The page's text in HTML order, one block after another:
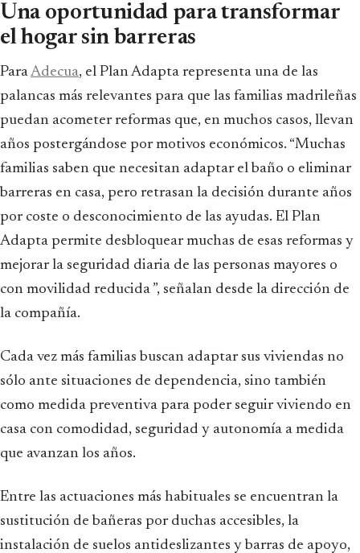
Una oportunidad para transformar
el hogar sin barreras
ParaAdecua, el Plan Adapta representa una de las
palancas más relevantes para que las familias madrileñas
puedan acometer reformas que, en muchos casos, llevan
años postergándose por motivos económicos. “Muchas
familias saben que necesitan adaptar el baño o eliminar
barreras en casa, pero retrasan la decisión durante años
por coste o desconocimiento de las ayudas. El Plan
Adapta permite desbloquear muchas de esas reformas y
mejorar la seguridad diaria de las personas mayores o
con movilidad reducida ”, señalan desde la dirección de
la compañía.
Cada vez más familias buscan adaptar sus viviendas no
sólo ante situaciones de dependencia, sino también
como medida preventiva para poder seguir viviendo en
casa con comodidad, seguridad y autonomía a medida
que avanzan los años.
Entre las actuaciones más habituales se encuentran la
sustitución de bañeras por duchas accesibles, la
instalación de suelos antideslizantes y barras de apoyo,